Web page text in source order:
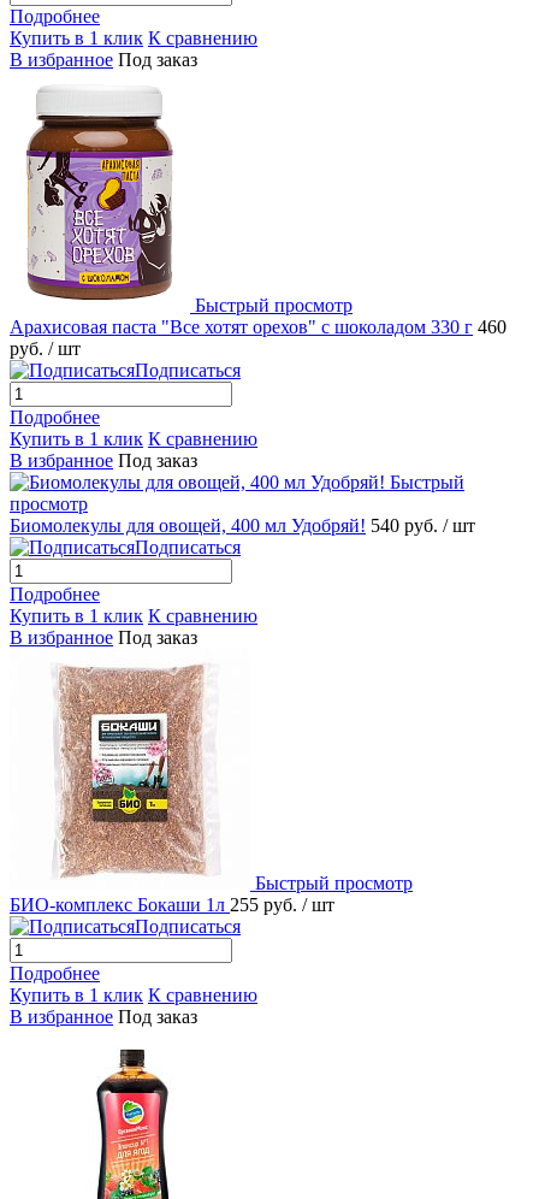
Подробнее
Купить в 1 клик К сравнению
В избранное Под заказ
Быстрый просмотр
Арахисовая паста "Все хотят орехов" с шоколадом 330 г 460
руб. / шт
Подписаться
Подробнее
Купить в 1 клик К сравнению
В избранное Под заказ
Быстрый
просмотр
Биомолекулы для овощей, 400 мл Удобряй! 540 руб. / шт
Подписаться
Подробнее
Купить в 1 клик К сравнению
В избранное Под заказ
Быстрый просмотр
БИО-комплекс Бокаши 1л 255 руб. / шт
Подписаться
Подробнее
Купить в 1 клик К сравнению
В избранное Под заказ